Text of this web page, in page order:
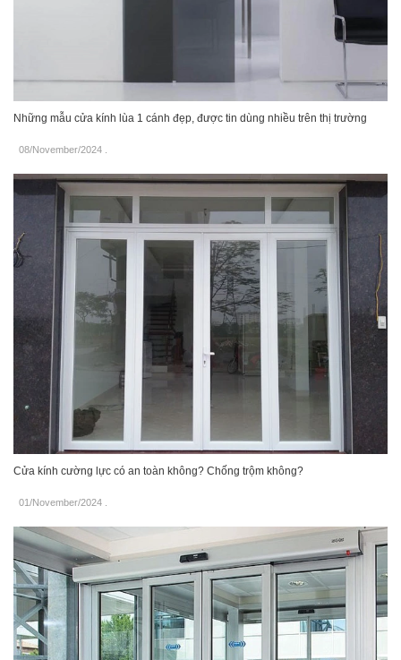
Những mẫu cửa kính lùa 1 cánh đẹp, được tin dùng nhiều trên thị trường
08/November/2024
Cửa kính cường lực có an toàn không? Chống trộm không?
01/November/2024